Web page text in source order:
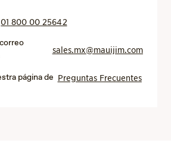
01 800 00 25642
sales.mx@mauijim.com
página de Preguntas Frecuentes